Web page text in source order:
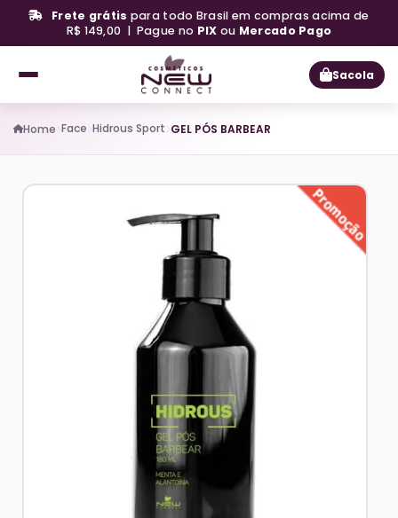
Frete grátis para todo Brasil em compras acima de
R$ 149,00 | Pague no PIX ou Mercado Pago
Sacola
Home Face Hidrous Sport GEL PÓS BARBEAR